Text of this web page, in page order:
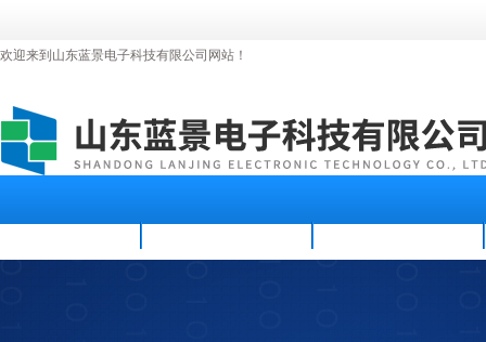
欢迎来到山东蓝景电子科技有限公司网站！